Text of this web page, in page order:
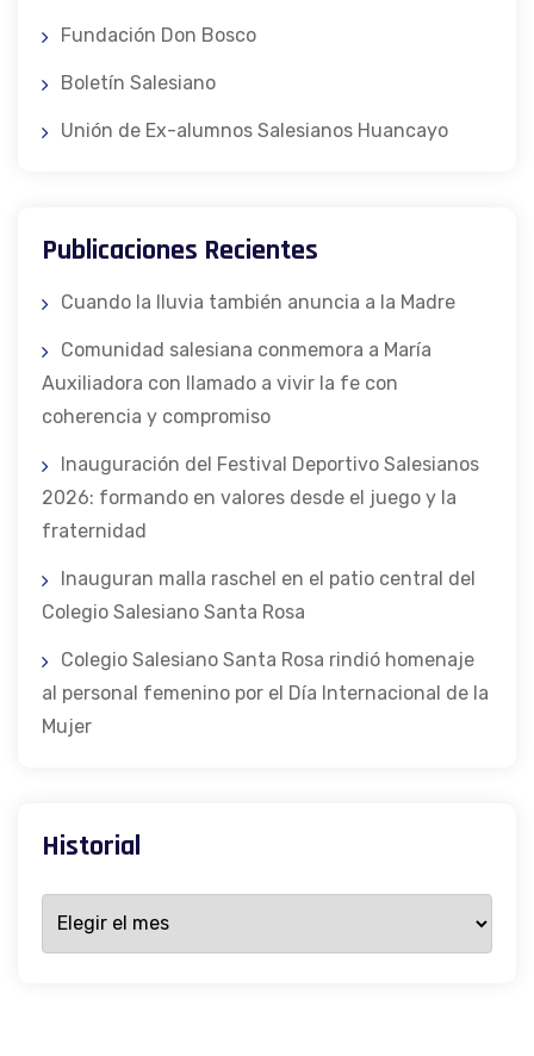
Fundación Don Bosco
Boletín Salesiano
Unión de Ex-alumnos Salesianos Huancayo
Publicaciones Recientes
Cuando la lluvia también anuncia a la Madre
Comunidad salesiana conmemora a María
Auxiliadora con llamado a vivir la fe con
coherencia y compromiso
Inauguración del Festival Deportivo Salesianos
2026: formando en valores desde el juego y la
fraternidad
Inauguran malla raschel en el patio central del
Colegio Salesiano Santa Rosa
Colegio Salesiano Santa Rosa rindió homenaje
al personal femenino por el Día Internacional de la
Mujer
Historial